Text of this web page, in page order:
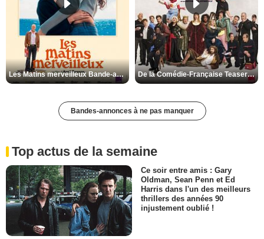
Les Matins merveilleux Bande-annonce VF De la Comédie-Française Teaser VF
Bandes-annonces à ne pas manquer
Top actus de la semaine
Ce soir entre amis : Gary
Oldman, Sean Penn et Ed
Harris dans l'un des meilleurs
thrillers des années 90
injustement oublié !